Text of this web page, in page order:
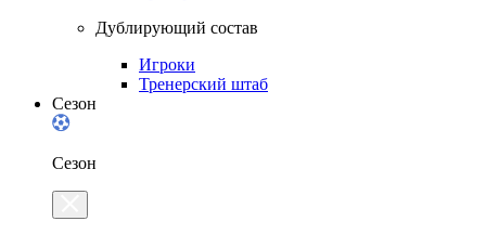
Дублирующий состав
Игроки
Тренерский штаб
Сезон
Сезон